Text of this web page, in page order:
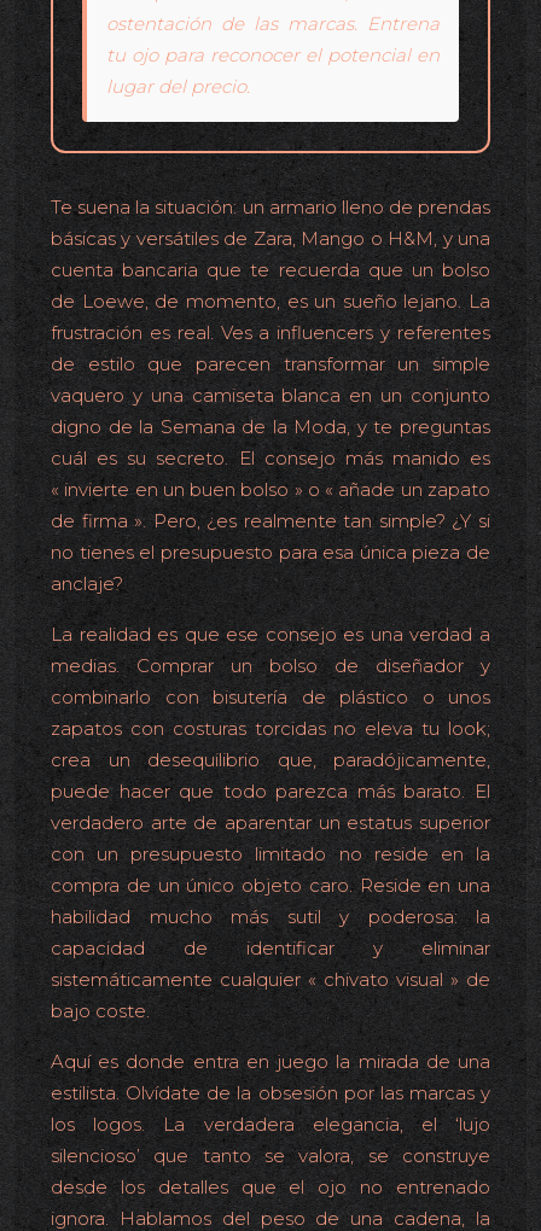
ostentación de las marcas. Entrena
tu ojo para reconocer el potencial en
lugar del precio.
Te suena la situación: un armario lleno de prendas
básicas y versátiles de Zara, Mango o H&M, y una
cuenta bancaria que te recuerda que un bolso
de Loewe, de momento, es un sueño lejano. La
frustración es real. Ves a influencers y referentes
de estilo que parecen transformar un simple
vaquero y una camiseta blanca en un conjunto
digno de la Semana de la Moda, y te preguntas
cuál es su secreto. El consejo más manido es
« invierte en un buen bolso » o « añade un zapato
de firma ». Pero, ¿es realmente tan simple? ¿Y si
no tienes el presupuesto para esa única pieza de
anclaje?
La realidad es que ese consejo es una verdad a
medias. Comprar un bolso de diseñador y
combinarlo con bisutería de plástico o unos
zapatos con costuras torcidas no eleva tu look;
crea un desequilibrio que, paradójicamente,
puede hacer que todo parezca más barato. El
verdadero arte de aparentar un estatus superior
con un presupuesto limitado no reside en la
compra de un único objeto caro. Reside en una
habilidad mucho más sutil y poderosa: la
capacidad de identificar y eliminar
sistemáticamente cualquier « chivato visual » de
bajo coste.
Aquí es donde entra en juego la mirada de una
estilista. Olvídate de la obsesión por las marcas y
los logos. La verdadera elegancia, el ‘lujo
silencioso’ que tanto se valora, se construye
desde los detalles que el ojo no entrenado
ignora. Hablamos del peso de una cadena, la